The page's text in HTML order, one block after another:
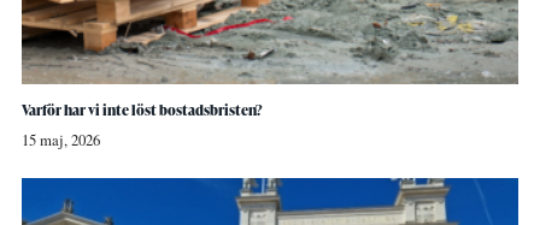
Varför har vi inte löst bostadsbristen?
15 maj, 2026